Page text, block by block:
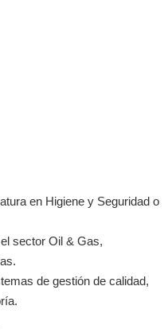
en Higiene y Seguridad o
sector Oil & Gas,
de gestión de calidad,